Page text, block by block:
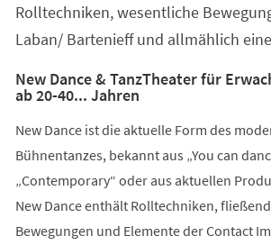
Rolltechniken, wesentliche
Laban/ Bartenieff und allmählich
New Dance & TanzTheater für
ab 20-40... Jahren
New Dance ist die aktuelle Form des
Bühnentanzes, bekannt aus „You can
„Contemporary“ oder aus aktuellen
New Dance enthält Rolltechniken,
Bewegungen und Elemente der Contact